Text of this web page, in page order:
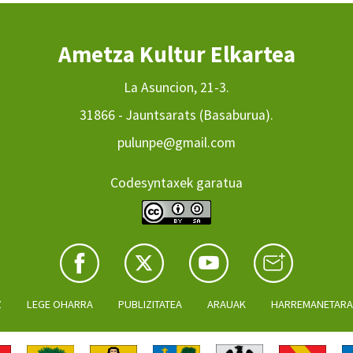
Ametza Kultur Elkartea
La Asuncion, 21-3.
31866 - Jauntsarats (Basaburua).
pulunpe@gmail.com
Codesyntaxek garatua
LEGE OHARRA PUBLIZITATEA ARAUAK